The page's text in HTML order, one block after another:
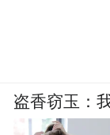
盗香窃玉：